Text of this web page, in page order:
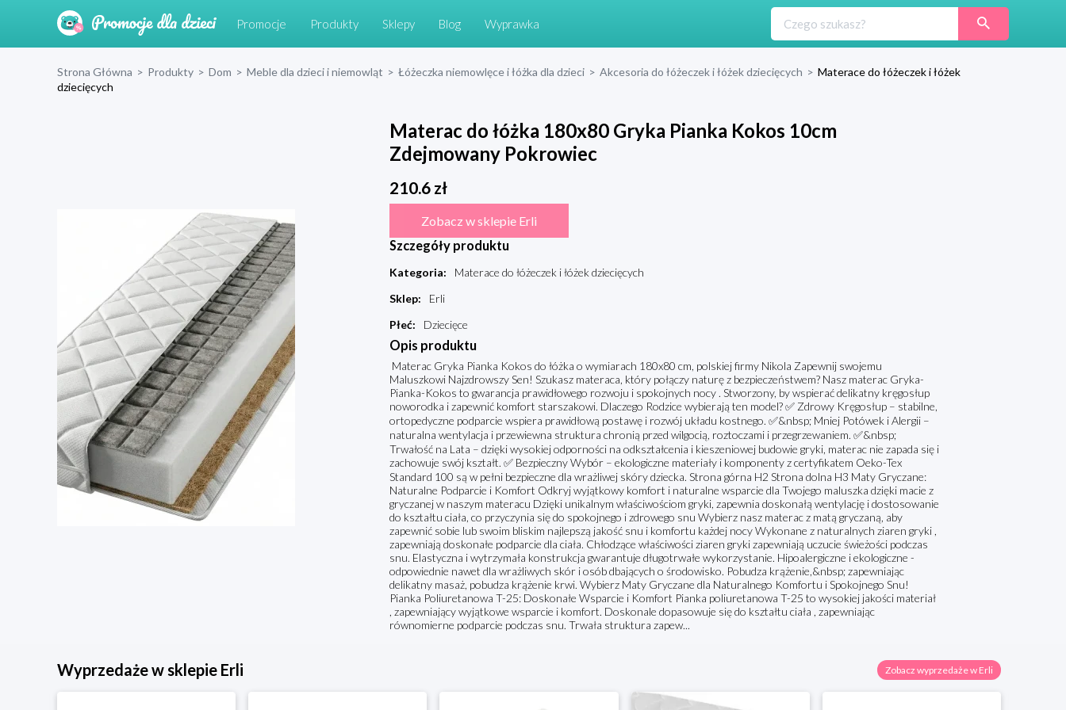
Promocje Produkty Sklepy Blog Wyprawka
Strona Główna > Produkty > Dom > Meble dla dzieci i niemowląt > Łóżeczka niemowlęce i łóżka dla dzieci > Akcesoria do łóżeczek i łóżek dziecięcych > Materace do łóżeczek i łóżek
dziecięcych
Materac do łóżka 180x80 Gryka Pianka Kokos 10cm
Zdejmowany Pokrowiec
210.6zł
Zobacz w sklepie Erli
Szczegóły produktu
Kategoria:
Materace do łóżeczek i łóżek dziecięcych
Sklep:
Erli
Płeć: Dziecięce
Opis produktu
Materac Gryka Pianka Kokos do łóżka o wymiarach 180x80 cm, polskiej firmy Nikola Zapewnij swojemu
Maluszkowi Najzdrowszy Sen! Szukasz materaca, który połączy naturę z bezpieczeństwem? Nasz materac Gryka-
Pianka-Kokos to gwarancja prawidłowego rozwoju i spokojnych nocy . Stworzony, by wspierać delikatny kręgosłup
noworodka i zapewnić komfort starszakowi. Dlaczego Rodzice wybierają ten model? ✅ Zdrowy Kręgosłup – stabilne,
ortopedyczne podparcie wspiera prawidłową postawę i rozwój układu kostnego. ✅&nbsp; Mniej Potówek i Alergii –
naturalna wentylacja i przewiewna struktura chronią przed wilgocią, roztoczami i przegrzewaniem. ✅&nbsp;
Trwałość na Lata – dzięki wysokiej odporności na odkształcenia i kieszeniowej budowie gryki, materac nie zapada się i
zachowuje swój kształt. ✅ Bezpieczny Wybór – ekologiczne materiały i komponenty z certyfikatem Oeko-Tex
Standard 100 są w pełni bezpieczne dla wrażliwej skóry dziecka. Strona górna H2 Strona dolna H3 Maty Gryczane:
Naturalne Podparcie i Komfort Odkryj wyjątkowy komfort i naturalne wsparcie dla Twojego maluszka dzięki macie z
gryczanej w naszym materacu Dzięki unikalnym właściwościom gryki, zapewnia doskonałą wentylację i dostosowanie
do kształtu ciała, co przyczynia się do spokojnego i zdrowego snu Wybierz nasz materac z matą gryczaną, aby
zapewnić sobie lub swoim bliskim najlepszą jakość snu i komfortu każdej nocy Wykonane z naturalnych ziaren gryki ,
zapewniają doskonałe podparcie dla ciała. Chłodzące właściwości ziaren gryki zapewniają uczucie świeżości podczas
snu. Elastyczna i wytrzymała konstrukcja gwarantuje długotrwałe wykorzystanie. Hipoalergiczne i ekologiczne -
odpowiednie nawet dla wrażliwych skór i osób dbających o środowisko. Pobudza krążenie,&nbsp; zapewniając
delikatny masaż, pobudza krążenie krwi. Wybierz Maty Gryczane dla Naturalnego Komfortu i Spokojnego Snu!
Pianka Poliuretanowa T-25: Doskonałe Wsparcie i Komfort Pianka poliuretanowa T-25 to wysokiej jakości materiał
, zapewniający wyjątkowe wsparcie i komfort. Doskonale dopasowuje się do kształtu ciała , zapewniając
równomierne podparcie podczas snu. Trwała struktura zapew...
Wyprzedaże w sklepie Erli Zobacz wyprzedaże w Erli